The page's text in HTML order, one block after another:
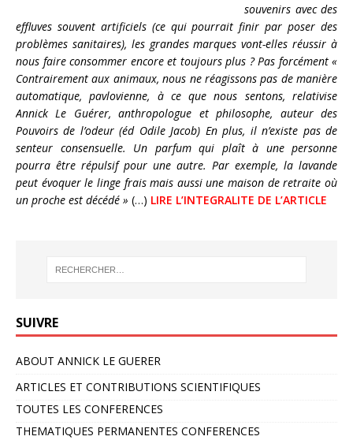
souvenirs avec des
effluves souvent artificiels (ce qui pourrait finir par poser des
problèmes sanitaires), les grandes marques vont-elles réussir à
nous faire consommer encore et toujours plus ? Pas forcément «
Contrairement aux animaux, nous ne réagissons pas de manière
automatique, pavlovienne, à ce que nous sentons, relativise
Annick Le Guérer, anthropologue et philosophe, auteur des
Pouvoirs de l’odeur (éd Odile Jacob) En plus, il n’existe pas de
senteur consensuelle. Un parfum qui plaît à une personne
pourra être répulsif pour une autre. Par exemple, la lavande
peut évoquer le linge frais mais aussi une maison de retraite où
un proche est décédé » (…) LIRE L’INTEGRALITE DE L’ARTICLE
SUIVRE
ABOUT ANNICK LE GUERER
ARTICLES ET CONTRIBUTIONS SCIENTIFIQUES
TOUTES LES CONFERENCES
THEMATIQUES PERMANENTES CONFERENCES